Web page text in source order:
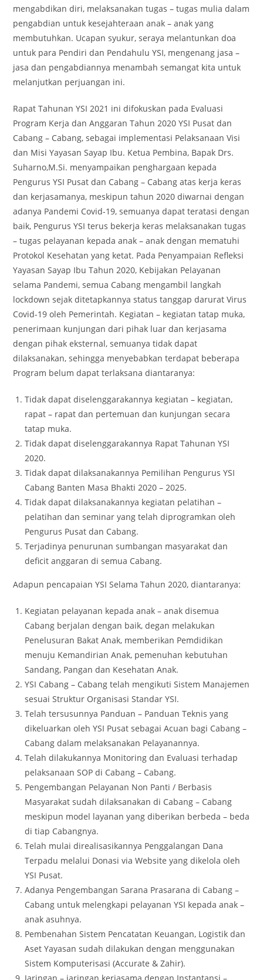
mengabdikan diri, melaksanakan tugas – tugas mulia dalam
pengabdian untuk kesejahteraan anak – anak yang
membutuhkan. Ucapan syukur, seraya melantunkan doa
untuk para Pendiri dan Pendahulu YSI, mengenang jasa –
jasa dan pengabdiannya menambah semangat kita untuk
melanjutkan perjuangan ini.
Rapat Tahunan YSI 2021 ini difokuskan pada Evaluasi
Program Kerja dan Anggaran Tahun 2020 YSI Pusat dan
Cabang – Cabang, sebagai implementasi Pelaksanaan Visi
dan Misi Yayasan Sayap Ibu. Ketua Pembina, Bapak Drs.
Suharno,M.Si. menyampaikan penghargaan kepada
Pengurus YSI Pusat dan Cabang – Cabang atas kerja keras
dan kerjasamanya, meskipun tahun 2020 diwarnai dengan
adanya Pandemi Covid-19, semuanya dapat teratasi dengan
baik, Pengurus YSI terus bekerja keras melaksanakan tugas
– tugas pelayanan kepada anak – anak dengan mematuhi
Protokol Kesehatan yang ketat. Pada Penyampaian Refleksi
Yayasan Sayap Ibu Tahun 2020, Kebijakan Pelayanan
selama Pandemi, semua Cabang mengambil langkah
lockdown sejak ditetapkannya status tanggap darurat Virus
Covid-19 oleh Pemerintah. Kegiatan – kegiatan tatap muka,
penerimaan kunjungan dari pihak luar dan kerjasama
dengan pihak eksternal, semuanya tidak dapat
dilaksanakan, sehingga menyebabkan terdapat beberapa
Program belum dapat terlaksana diantaranya:
Tidak dapat diselenggarakannya kegiatan – kegiatan,
rapat – rapat dan pertemuan dan kunjungan secara
tatap muka.
Tidak dapat diselenggarakannya Rapat Tahunan YSI
2020.
Tidak dapat dilaksanakannya Pemilihan Pengurus YSI
Cabang Banten Masa Bhakti 2020 – 2025.
Tidak dapat dilaksanakannya kegiatan pelatihan –
pelatihan dan seminar yang telah diprogramkan oleh
Pengurus Pusat dan Cabang.
Terjadinya penurunan sumbangan masyarakat dan
deficit anggaran di semua Cabang.
Adapun pencapaian YSI Selama Tahun 2020, diantaranya:
Kegiatan pelayanan kepada anak – anak disemua
Cabang berjalan dengan baik, degan melakukan
Penelusuran Bakat Anak, memberikan Pemdidikan
menuju Kemandirian Anak, pemenuhan kebutuhan
Sandang, Pangan dan Kesehatan Anak.
YSI Cabang – Cabang telah mengikuti Sistem Manajemen
sesuai Struktur Organisasi Standar YSI.
Telah tersusunnya Panduan – Panduan Teknis yang
dikeluarkan oleh YSI Pusat sebagai Acuan bagi Cabang –
Cabang dalam melaksanakan Pelayanannya.
Telah dilakukannya Monitoring dan Evaluasi terhadap
pelaksanaan SOP di Cabang – Cabang.
Pengembangan Pelayanan Non Panti / Berbasis
Masyarakat sudah dilaksanakan di Cabang – Cabang
meskipun model layanan yang diberikan berbeda – beda
di tiap Cabangnya.
Telah mulai direalisasikannya Penggalangan Dana
Terpadu melalui Donasi via Website yang dikelola oleh
YSI Pusat.
Adanya Pengembangan Sarana Prasarana di Cabang –
Cabang untuk melengkapi pelayanan YSI kepada anak –
anak asuhnya.
Pembenahan Sistem Pencatatan Keuangan, Logistik dan
Aset Yayasan sudah dilakukan dengan menggunakan
Sistem Komputerisasi (Accurate & Zahir).
Jaringan – jaringan kerjasama dengan Instantansi –